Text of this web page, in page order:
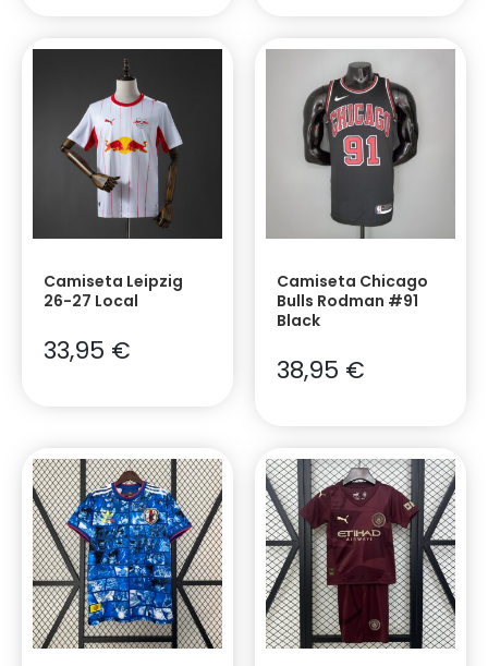
Camiseta Leipzig
26-27 Local
33,95 €
Camiseta Chicago
Bulls Rodman #91
Black
38,95 €